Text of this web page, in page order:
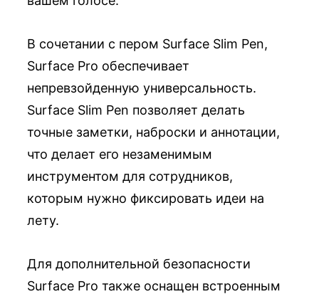
В сочетании с пером Surface Slim Pen,
Surface Pro обеспечивает
непревзойденную универсальность.
Surface Slim Pen позволяет делать
точные заметки, наброски и аннотации,
что делает его незаменимым
инструментом для сотрудников,
которым нужно фиксировать идеи на
лету.
Для дополнительной безопасности
Surface Pro также оснащен встроенным